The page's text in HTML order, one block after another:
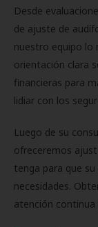
Desde
de ajuste de
nuestro equipo lo
orientación clara
financieras para
lidiar con los
Luego de su
ofreceremos
tenga para que
necesidades.
atención continua